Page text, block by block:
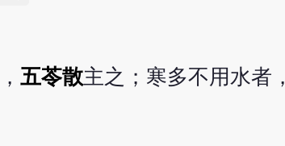
五苓散主之；寒多不用水者，